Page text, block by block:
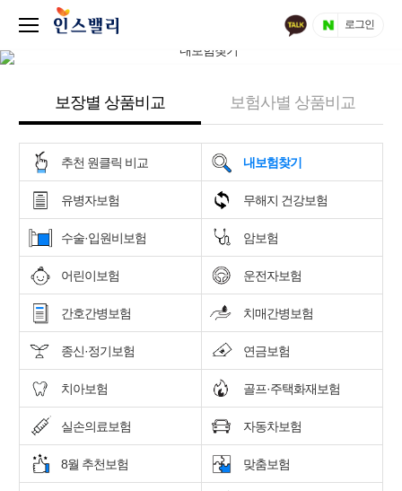
로그인
보장별 상품비교 보험사별 상품비교
추천 원클릭 비교 내보험찾기
유병자보험 무해지 건강보험
수술·입원비보험 암보험
어린이보험 운전자보험
간호간병보험 치매간병보험
종신·정기보험 연금보험
치아보험 골프·주택화재보험
실손의료보험 자동차보험
8월 추천보험 맞춤보험